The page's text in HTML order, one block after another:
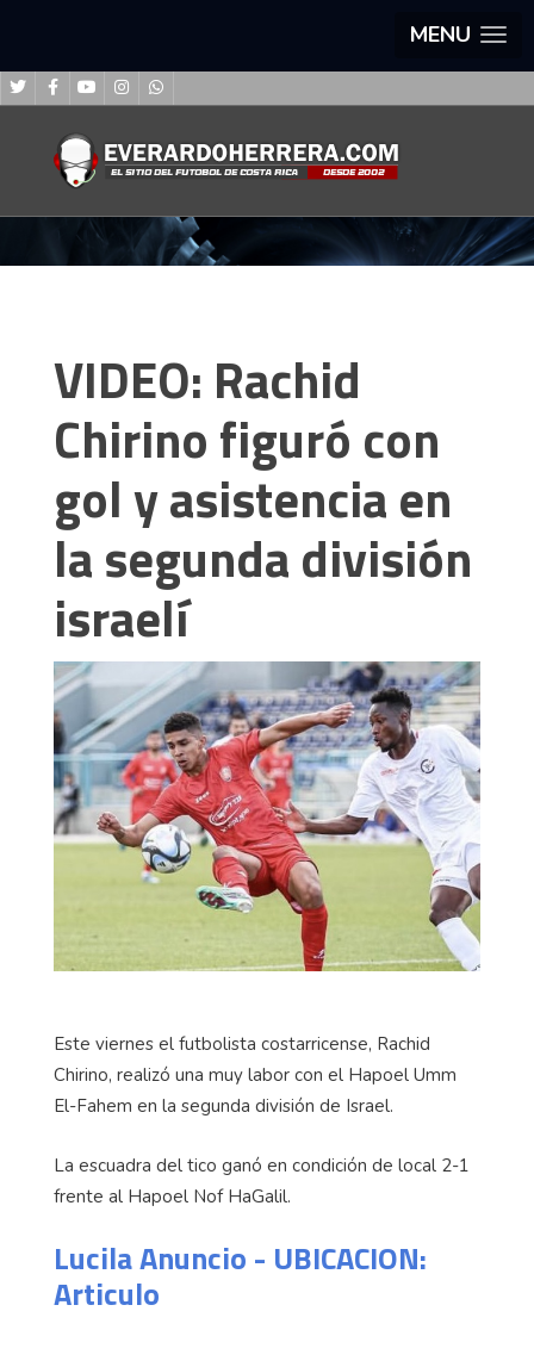
MENU
VIDEO: Rachid
Chirino figuró con
gol y asistencia en
la segunda división
israelí
Este viernes el futbolista costarricense, Rachid
Chirino, realizó una muy labor con el Hapoel Umm
El-Fahem en la segunda división de Israel.
La escuadra del tico ganó en condición de local 2-1
frente al Hapoel Nof HaGalil.
Lucila Anuncio - UBICACION:
Articulo